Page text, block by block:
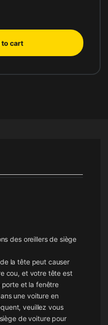
to cart
des oreillers de siège
la tête peut causer
cou, et votre tête est
et la fenêtre
une voiture en
veuillez vous
de voiture pour